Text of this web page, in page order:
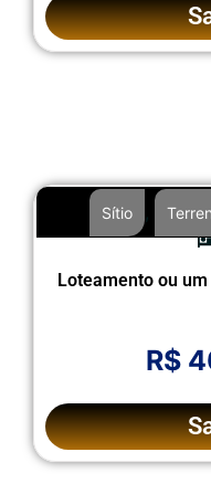
Sítio
Loteamento ou
R$